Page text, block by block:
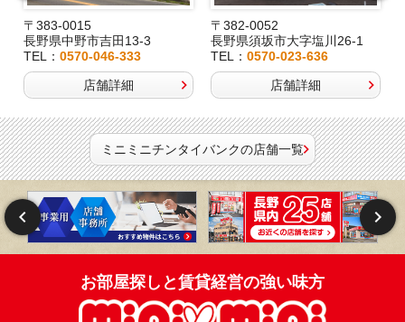
〒383-0015
長野県中野市吉田13-3
TEL： 0570-046-333
店舗詳細
〒382-0052
長野県須坂市大字塩川26-1
TEL：0570-023-636
店舗詳細
ミニミニチンタイバンクの店舗一覧
お部屋探しと賃貸経営の強い味方